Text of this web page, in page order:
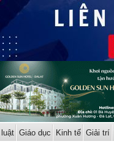
Giáo dục Kinh tế Giải trí